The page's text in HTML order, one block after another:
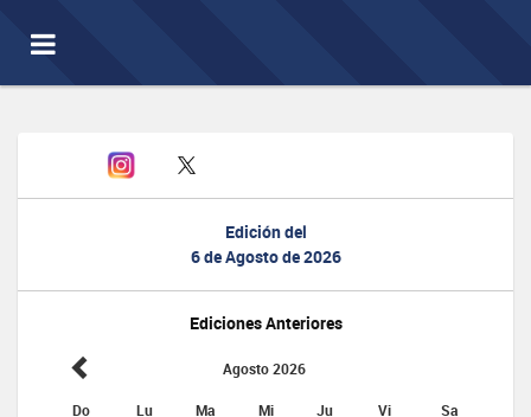
Toggle
navigation
Edición del
6 de Agosto de 2026
Ediciones Anteriores
Agosto 2026
Do Lu Ma Mi Ju Vi Sa